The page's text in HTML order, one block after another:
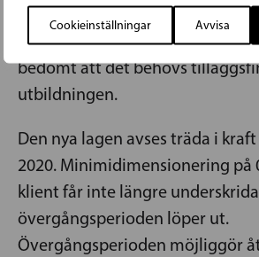
Cookieinställningar Avvisa
ökning av antalet
Undervisnings- och
bedömt att det behövs
utbildningen.
Den nya lagen avses träda i
2020. Minimidimensionering på
klient får inte längre
övergångsperioden löper ut.
Övergångsperioden möjliggör